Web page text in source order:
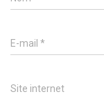
E-mail *
Site internet